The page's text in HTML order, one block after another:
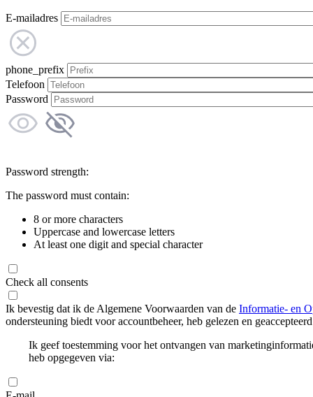
E-mailadres
phone_prefix
Telefoon
Password
Password strength:
The password must contain:
8 or more characters
Uppercase and lowercase letters
At least one digit and special character
Check all consents
Ik bevestig dat ik de Algemene Voorwaarden van de Informatie- en
ondersteuning biedt voor accountbeheer, heb gelezen en
Ik geef toestemming voor het ontvangen van
heb opgegeven via: